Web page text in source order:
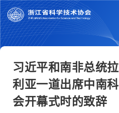
习近平和南非总统
利亚一道出席中南
会开幕式时的致辞